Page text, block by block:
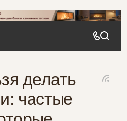
делать
частые